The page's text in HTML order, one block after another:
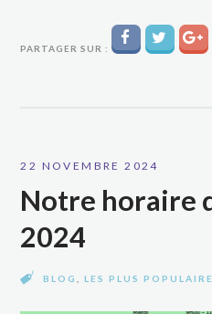
PARTAGER SUR :
22 NOVEMBRE 2024
Notre horaire
2024
BLOG ,LES PLUS